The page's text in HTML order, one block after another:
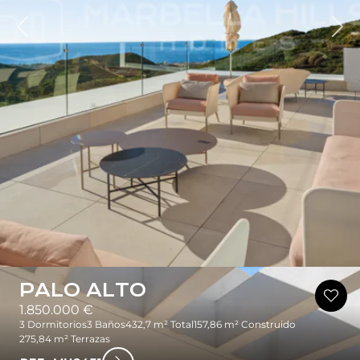
PALO ALTO
1.850.000 €
3 Dormitorios3 Baños432,7 m² Total157,86 m² Construido
275,84 m² Terrazas